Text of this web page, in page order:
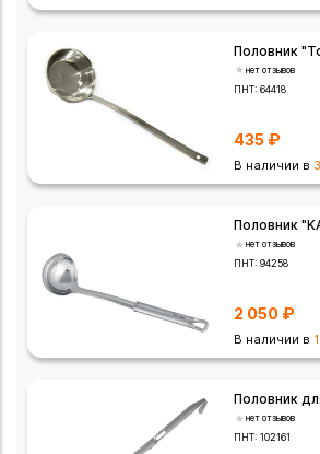
Половник
нет отзывов
ПНТ:64418
435 ₽
В наличии в
Половник
нет отзывов
ПНТ:94258
2 050 ₽
В наличии в
Половник
нет отзывов
ПНТ:102161